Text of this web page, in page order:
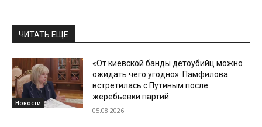
ЧИТАТЬ ЕЩЕ
Новости
«От киевской банды детоубийц можно
ожидать чего угодно». Памфилова
встретилась с Путиным после
жеребьевки партий
05.08.2026